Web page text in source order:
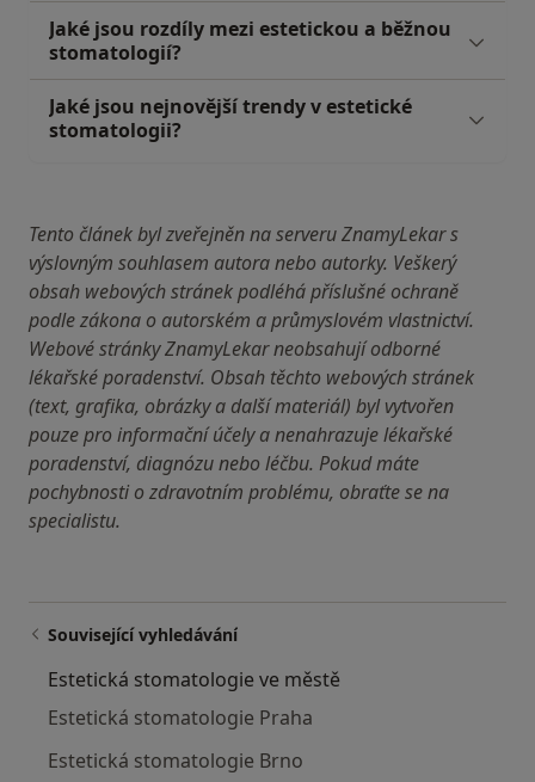
Jaké jsou rozdíly mezi estetickou a běžnou
stomatologií?
Jaké jsou nejnovější trendy v estetické
stomatologii?
Tento článek byl zveřejněn na serveru ZnamyLekar s
výslovným souhlasem autora nebo autorky. Veškerý
obsah webových stránek podléhá příslušné ochraně
podle zákona o autorském a průmyslovém vlastnictví.
Webové stránky ZnamyLekar neobsahují odborné
lékařské poradenství. Obsah těchto webových stránek
(text, grafika, obrázky a další materiál) byl vytvořen
pouze pro informační účely a nenahrazuje lékařské
poradenství, diagnózu nebo léčbu. Pokud máte
pochybnosti o zdravotním problému, obraťte se na
specialistu.
Související vyhledávání
Estetická stomatologie ve městě
Estetická stomatologie Praha
Estetická stomatologie Brno